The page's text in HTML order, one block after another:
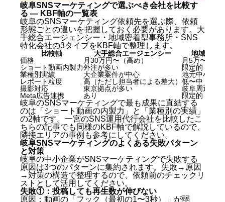
岐阜SNSマーケティングで選ぶべき会社を比較す
る — KBF軸の一覧表
岐阜のSNSマーケティング依頼先を選ぶ際、依頼
形態ごとの違いを把握しておく必要があります。大
手総合エージェンシー・地域密着型事務所・SNS
特化会社の3タイプをKBF軸で整理します。
比較軸 大手総合エージェンシー
地域密着
価格
月30万円〜（高め）
月5万〜15万
ショート動画内製力外注が多い
限定的
業種別実績
大企業案件が中心
地元中小企業
レポート粒度
高（ただし担当者による差大） 低〜中
撮影対応
東京拠点が多い
岐阜周辺対
Meta広告連携
あり 限定的
岐阜のSNSマーケティングで最も成果に直結する
のは「ショート動画の内製力」と「業種別の実績」
の2軸です。 一宮のSNS運用代行会社を比較したこ
ちらの記事でも同様のKBF軸で解説しているので、
隣接エリアの事例も参考にしてください。
岐阜SNSマーケティングのよくある失敗パターン
と対策
岐阜の中小企業がSNSマーケティングで失敗する
原因は3つのパターンに集約されます。失敗→原因
→対策の構造で整理するので、依頼前のチェックリ
ストとして活用してください。
失敗①：投稿しても再生数が伸びない
原因：動画の「フック（最初の1〜3秒）」が弱